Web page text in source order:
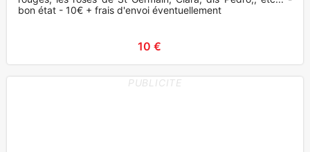
bon état - 10€ + frais d'envoi éventuellement
10 €
PUBLICITE